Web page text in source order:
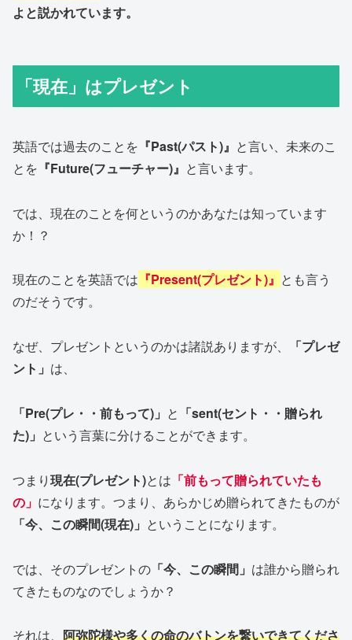
よと説かれています。
「現在」はプレゼント
英語では過去のことを 『Past(パスト)』 と言い、未来のこ
とを 『Future(フューチャー)』 と言います。
では、現在のことを何というのかあなたは知っています
か！？
現在のことを英語では 『Present(プレゼント)』 とも言う
のだそうです。
なぜ、プレゼントというのかは諸説ありますが、
「プレゼ
ント」 は、
「Pre(プレ・・前もって)」 と 「sent(セント・・贈られ
た)」 という言葉に分けることができます。
つまり現在(プレゼント)とは 「前もって贈られていたも
の」 になります。つまり、あらかじめ贈られてきたものが
「今、この瞬間(現在)」 ということになります。
では、そのプレゼントの 「今、この瞬間」 は誰から贈られ
てきたものなのでしょうか？
それは、 阿弥陀様や多くの命のバトンを繋いできてくださ